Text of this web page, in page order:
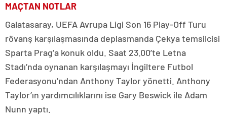
MAÇTAN NOTLAR
Galatasaray, UEFA Avrupa Ligi Son 16 Play-Off Turu
rövanş karşılaşmasında deplasmanda Çekya temsilcisi
Sparta Prag’a konuk oldu. Saat 23.00’te Letna
Stadı’nda oynanan karşılaşmayı İngiltere Futbol
Federasyonu’ndan Anthony Taylor yönetti. Anthony
Taylor’ın yardımcılıklarını ise Gary Beswick ile Adam
Nunn yaptı.